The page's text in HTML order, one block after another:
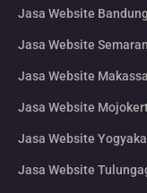
Jasa Website Bandung
Jasa Website
Jasa Website
Jasa Website
Jasa Website
Jasa Website